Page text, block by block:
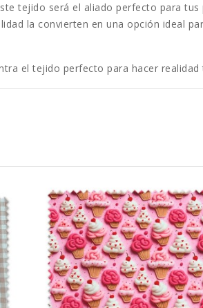
tejido será el aliado perfecto para
la convierten en una opción ideal
el tejido perfecto para hacer